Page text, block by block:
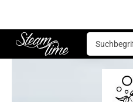
Steam time
ELFLIQ - ElfBar